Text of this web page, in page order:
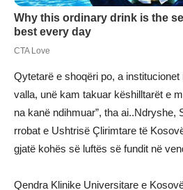
Qytetarë e shoqëri po, a
valla, unë kam takuar këshilltarët e
na kanë ndihmuar”, tha ai..Ndryshe,
rrobat e Ushtrisë Çlirimtare të
gjatë kohës së luftës së fundit në
Qendra Klinike Universitare e